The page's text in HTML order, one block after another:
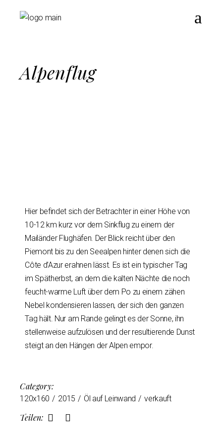
Alpenflug
Hier befindet sich der Betrachter in einer Höhe von
10-12 km kurz vor dem Sinkflug zu einem der
Mailänder Flughäfen. Der Blick reicht über den
Piemont bis zu den Seealpen hinter denen sich die
Côte d’Azur erahnen lässt. Es ist ein typischer Tag
im Spätherbst, an dem die kalten Nächte die noch
feucht-warme Luft über dem Po zu einem zähen
Nebel kondensieren lassen, der sich den ganzen
Tag hält. Nur am Rande gelingt es der Sonne, ihn
stellenweise aufzulösen und der resultierende Dunst
steigt an den Hängen der Alpen empor.
Category:
120x160 2015 Öl auf Leinwand verkauft
Teilen: